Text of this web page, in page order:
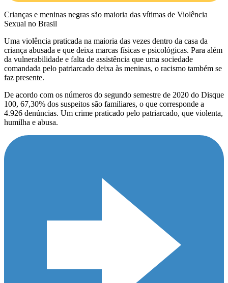
Crianças e meninas negras são maioria das vítimas de Violência
Sexual no Brasil
Uma violência praticada na maioria das vezes dentro da casa da
criança abusada e que deixa marcas físicas e psicológicas. Para além
da vulnerabilidade e falta de assistência que uma sociedade
comandada pelo patriarcado deixa às meninas, o racismo também se
faz presente.
De acordo com os números do segundo semestre de 2020 do Disque
100, 67,30% dos suspeitos são familiares, o que corresponde a
4.926 denúncias. Um crime praticado pelo patriarcado, que violenta,
humilha e abusa.